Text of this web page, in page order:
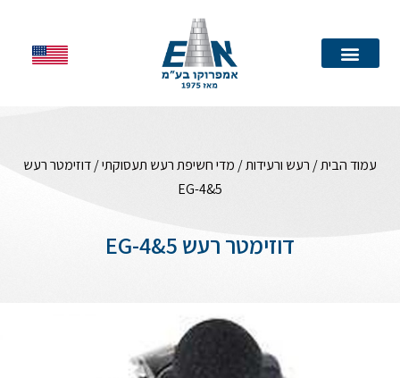
עמוד הבית/ רעש ורעידות/ מדי חשיפת רעש תעסוקתי/ דוזימטר רעש
EG-4&5
דוזימטר רעש EG-4&5